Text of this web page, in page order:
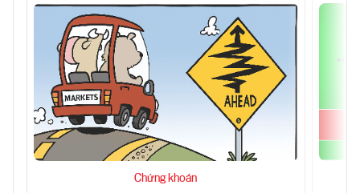
Chứng khoán